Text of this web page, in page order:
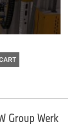
Group Werk